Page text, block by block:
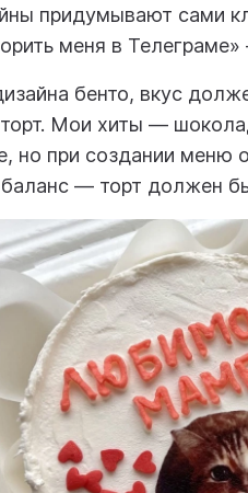
придумывают сами
меня в
бенто, вкус
Мои хиты —
при создании меню
— торт должен